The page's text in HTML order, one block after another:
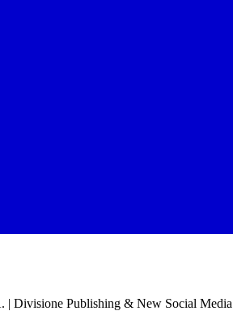
| Divisione Publishing & New Social Media